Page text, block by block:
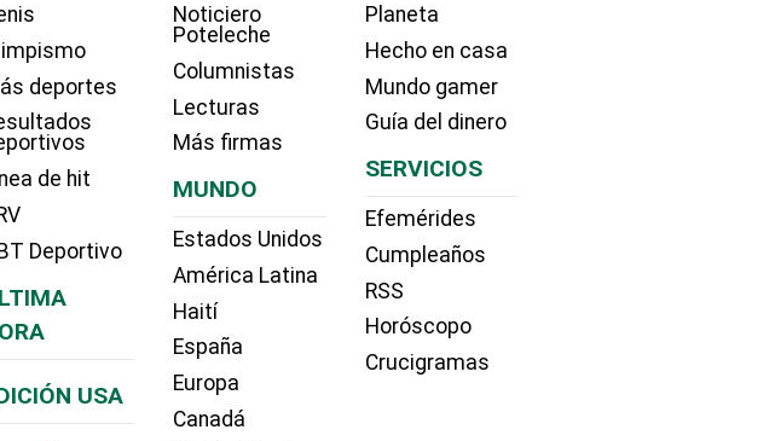
deportes
de hit
Deportivo
USA
Noticiero
Poteleche
Columnistas
Lecturas
Más firmas
MUNDO
Estados Unidos
América Latina
Haití
España
Europa
Canadá
Planeta
Hecho en casa
Mundo gamer
Guía del dinero
SERVICIOS
Efemérides
Cumpleaños
RSS
Horóscopo
Crucigramas